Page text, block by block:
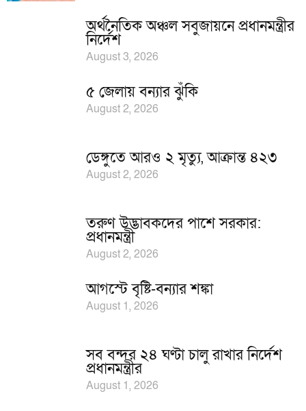
অর্থনৈতিক অঞ্চল সবুজায়নে প্রধানমন্ত্রীর
নির্দেশ
August 3, 2026
৫ জেলায় বন্যার ঝুঁকি
August 2, 2026
ডেঙ্গুতে আরও ২ মৃত্যু, আক্রান্ত ৪২৩
August 2, 2026
তরুণ উদ্ভাবকদের পাশে সরকার:
প্রধানমন্ত্রী
August 2, 2026
আগস্টে বৃষ্টি-বন্যার শঙ্কা
August 1, 2026
সব বন্দর ২৪ ঘণ্টা চালু রাখার নির্দেশ
প্রধানমন্ত্রীর
August 1, 2026